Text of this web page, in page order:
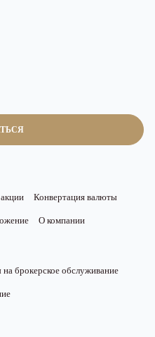
Конвертация валюты
О компании
брокерское обслуживание